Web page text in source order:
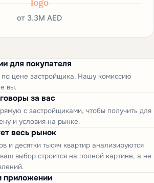
от 3.3M AED
для покупателя
по цене застройщика. Нашу комиссию
вы.
за вас
с застройщиками, чтобы получить для
и условия на рынке.
весь рынок
и десятки тысяч квартир анализируются
выбор строится на полной картине, а не
приложении